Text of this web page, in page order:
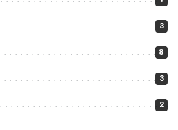
3
8
3
2